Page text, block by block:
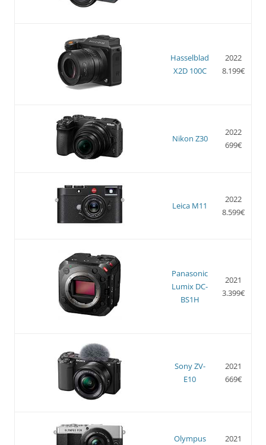
Hasselblad
X2D 100C
2022
8.199€
Nikon Z30
2022
699€
Leica M11
2022
8.599€
Panasonic
Lumix DC-
BS1H
2021
3.399€
Sony ZV-
E10
2021
669€
Olympus
2021